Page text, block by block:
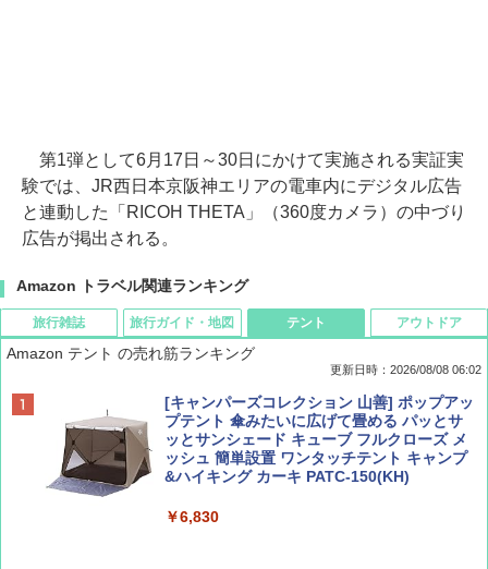
第1弾として6月17日～30日にかけて実施される実証実
験では、JR西日本京阪神エリアの電車内にデジタル広告
と連動した「RICOH THETA」（360度カメラ）の中づり
広告が掲出される。
Amazon トラベル関連ランキング
旅行雑誌
BE-PAL(ビ-パル) 2026年 9 月号【特別付録:
SOTO ミニマル"旅"財布 ランダム2種】
￥1,500
旅行ガイド・地図
D40 地球の歩き方 チェンマイ タイ北部の魅
力的な町 2026～2027 地球の歩き方D アジア
￥2,079
テント
Amazon テント の売れ筋ランキング
更新日時：2026/08/08 06:02
[キャンパーズコレクション 山善] ポップアッ
プテント 傘みたいに広げて畳める パッとサ
ッとサンシェード キューブ フルクローズ メ
ッシュ 簡単設置 ワンタッチテント キャンプ
&ハイキング カーキ PATC-150(KH)
￥6,830
アウトドア